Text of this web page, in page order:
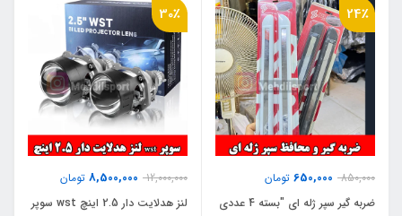
24٪
850,000
650,000 تومان
ضربه گیر سپر ژله ای "بسته 4 عددی
30٪
12,000,000
8,500,000 تومان
لنز هدلایت دار 2.5 اینچ wst سوپر